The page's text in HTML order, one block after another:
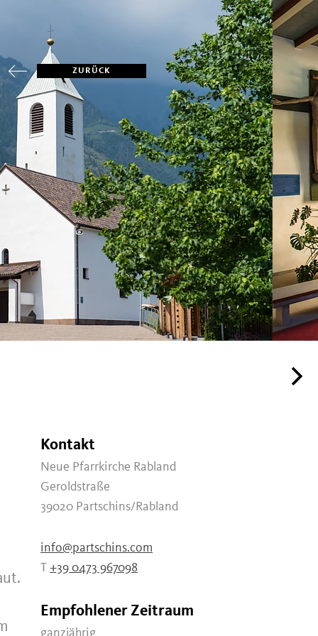
ZURÜCK
Kontakt
Neue Pfarrkirche Rabland
Geroldstraße
39020 Partschins/Rabland
info@partschins.com
T +39 0473 967098
Empfohlener Zeitraum
ganzjährig